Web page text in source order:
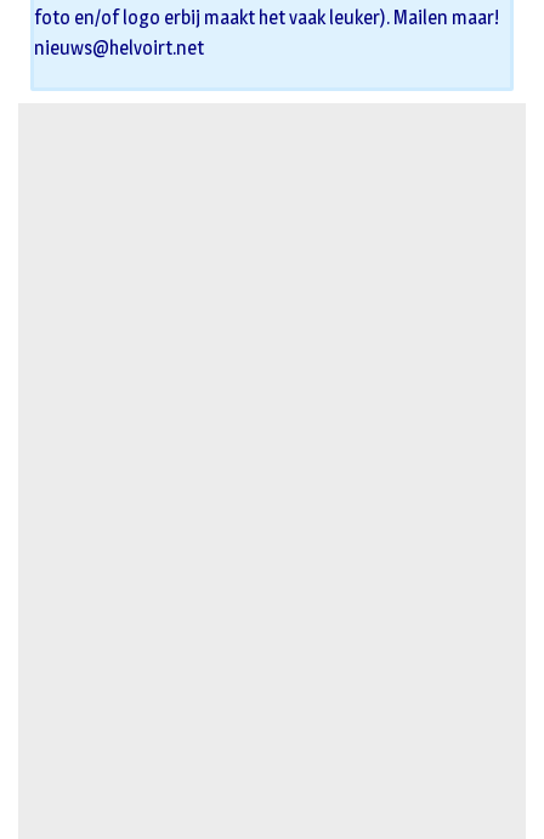
foto en/of logo erbij maakt het vaak leuker). Mailen maar!
nieuws@helvoirt.net